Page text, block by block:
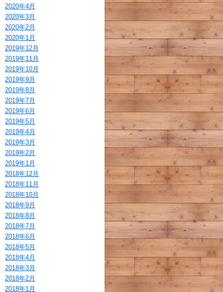
2020年4月
2020年3月
2020年2月
2020年1月
2019年12月
2019年11月
2019年10月
2019年9月
2019年8月
2019年7月
2019年6月
2019年5月
2019年4月
2019年3月
2019年2月
2019年1月
2018年12月
2018年11月
2018年10月
2018年9月
2018年8月
2018年7月
2018年6月
2018年5月
2018年4月
2018年3月
2018年2月
2018年1月